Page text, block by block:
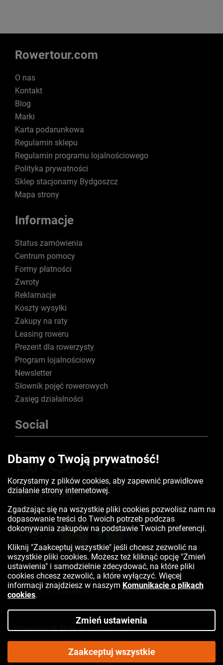
Rowertour.com
O nas
Kontakt
Blog
Marki
Karta podarunkowa
Regulamin sklepu
Regulamin programu lojalnościowego
Polityka prywatności
Sklep stacjonarny Bydgoszcz
Mapa strony
Informacje
Status zamówienia
Centrum pomocy
Formy płatności
Zwroty
Reklamacje
Koszty wysyłki
Zakupy na raty
Leasing roweru
Prezent dla rowerzysty
Program lojalnościowy
Newsletter
Słownik pojęć rowerowych
Zasięg działalności
Social
Certyfikaty
Kontakt:523350041
Copyright © 2026 Rowertour.com
Internetowy sklep rowerowy
Dbamy o Twoją prywatność!
Korzystamy z plików cookies, aby zapewnić prawidłowe
działanie strony internetowej.
Zgadzając się na wszystkie pliki cookies pozwolisz nam na
dopasowanie treści do Twoich potrzeb podczas
dokonywania zakupów na podstawie Twoich preferencji.
Kliknij "Zaakceptuj wszystkie" jeśli chcesz zezwolić na
wszystkie pliki cookies. Możesz też kliknąć opcję "Zmień
ustawienia" i samodzielnie zdecydować, na które pliki
cookies chcesz zezwolić, a które wyłączyć. Więcej
informacji znajdziesz w naszym Komunikacie o plikach
cookies.
Zmień ustawienia
Zaakceptuj wszystkie